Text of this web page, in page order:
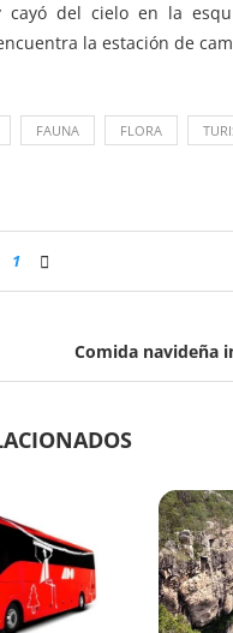
del cielo en la
la estación de
FAUNA FLORA
1
Comida navideña